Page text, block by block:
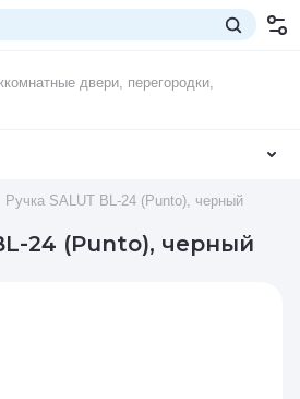
двери, перегородки,
Ручка SALUT BL-24 (Punto), черный
24 (Punto), черный